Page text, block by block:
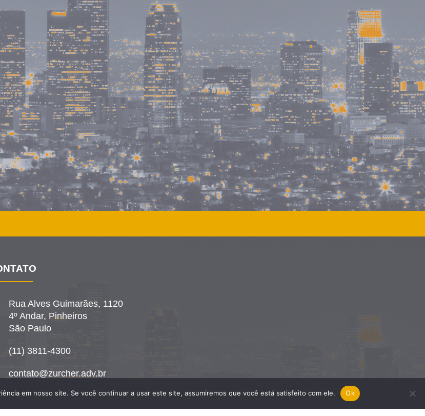
Rua Alves Guimarães, 1120
4º Andar, Pinheiros
São Paulo
(11) 3811-4300
contato@zurcher.adv.br
em nosso site. Se você continuar a usar este site, assumiremos que você está satisfeito com ele. Ok